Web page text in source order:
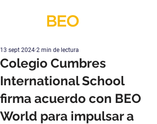
Colegio Cumbres
International School
firma acuerdo con BEO
World para impulsar a
13 sept 2024 2 min de lectura